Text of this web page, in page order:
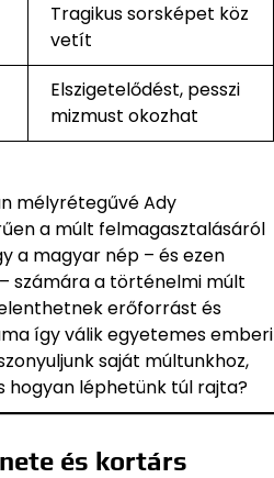
Tragikus sorsképet köz
vetít
Elszigetelődést, pesszi
mizmust okozhat
mélyrétegűvé Ady
a múlt felmagasztalásáról
a magyar nép – és ezen
számára a történelmi múlt
erőforrást és
így válik egyetemes emberi
saját múltunkhoz,
hogyan léphetünk túl rajta?
és kortárs